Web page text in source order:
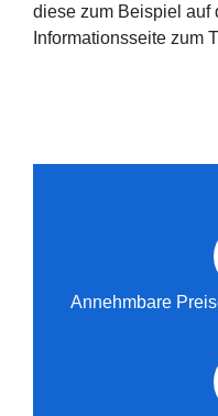
diese zum Beispiel auf
Informationsseite zum
Annehmbare